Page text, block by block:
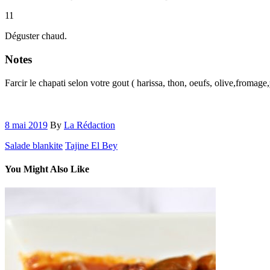
11
Déguster chaud.
Notes
Farcir le chapati selon votre gout ( harissa, thon, oeufs,
8 mai 2019 By La Rédaction
Salade blankite Tajine El Bey
You Might Also Like